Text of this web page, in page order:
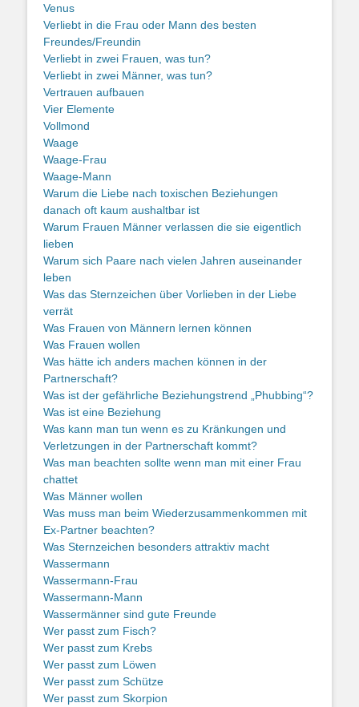
Venus
Verliebt in die Frau oder Mann des besten
Freundes/Freundin
Verliebt in zwei Frauen, was tun?
Verliebt in zwei Männer, was tun?
Vertrauen aufbauen
Vier Elemente
Vollmond
Waage
Waage-Frau
Waage-Mann
Warum die Liebe nach toxischen Beziehungen
danach oft kaum aushaltbar ist
Warum Frauen Männer verlassen die sie eigentlich
lieben
Warum sich Paare nach vielen Jahren auseinander
leben
Was das Sternzeichen über Vorlieben in der Liebe
verrät
Was Frauen von Männern lernen können
Was Frauen wollen
Was hätte ich anders machen können in der
Partnerschaft?
Was ist der gefährliche Beziehungstrend „Phubbing“?
Was ist eine Beziehung
Was kann man tun wenn es zu Kränkungen und
Verletzungen in der Partnerschaft kommt?
Was man beachten sollte wenn man mit einer Frau
chattet
Was Männer wollen
Was muss man beim Wiederzusammenkommen mit
Ex-Partner beachten?
Was Sternzeichen besonders attraktiv macht
Wassermann
Wassermann-Frau
Wassermann-Mann
Wassermänner sind gute Freunde
Wer passt zum Fisch?
Wer passt zum Krebs
Wer passt zum Löwen
Wer passt zum Schütze
Wer passt zum Skorpion